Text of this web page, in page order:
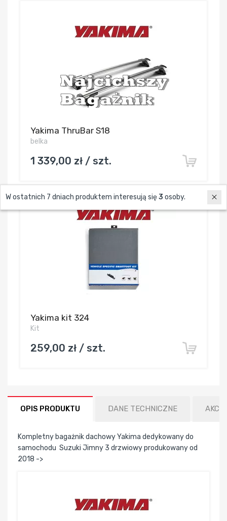
Yakima ThruBar S18
belka
1 339,00 zł / szt.
Yakima kit 324
Kit
259,00 zł / szt.
OPIS PRODUKTU DANE TECHNICZNE
Kompletny bagażnik dachowy Yakima dedykowany do
samochodu Suzuki Jimny 3 drzwiowy produkowany od
2018 ->
W ostatnich 7 dniach produktem interesują się3 osoby.